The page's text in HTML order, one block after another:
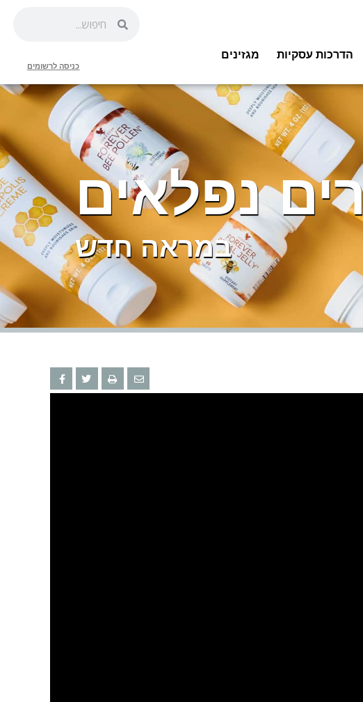
הדרכות עסקיות מגזינים
כניסה לרשומים
נפלאים
במראה חדש